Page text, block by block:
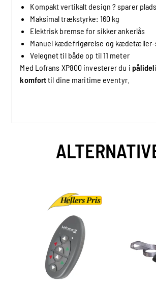
Kompakt vertikalt design ? sparer
Maksimal trækstyrke: 160 kg
Elektrisk bremse for sikker ankerlås
Manuel kædefrigørelse og
Velegnet til både op til 11 meter
Med Lofrans XP800 investerer du i
komforttil dine maritime eventyr.